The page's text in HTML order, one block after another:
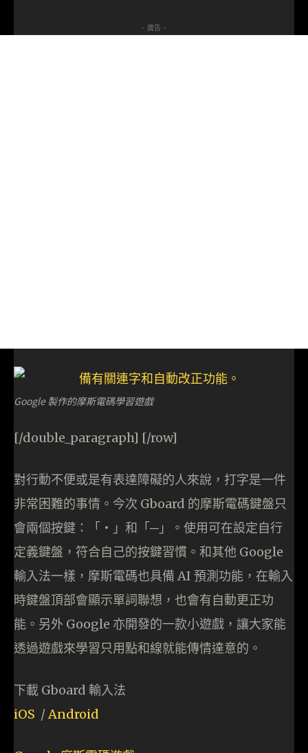
- 廣告 -
Google 製作的摩斯電碼學習遊戲
[/double_paragraph] [/row]
對行動不便或是有表達障礙的人來說，打字是一件
非常困難的事情。今次 Gboard 的摩斯電碼鍵盤只
會兩個按鍵：「‧」和「─」。使用可在設定自行
定義鍵盤，符合自己的按鍵習慣。和其他 Google
輸入法一樣，摩斯電碼也具備 AI 預測功能，在輸入
時鍵盤頂部會顯示單詞聯想，也會有自動更正功
能。另外 Google 亦開發的一款小遊戲，讓大家能
透過遊戲來學習只用點和線就能傳情達意的。
下載 Gboard 輸入法
iOS /Android